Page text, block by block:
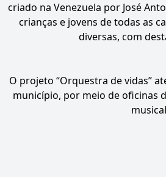
criado na Venezuela por José
crianças e jovens de todas as
diversas, com
O projeto “Orquestra de vidas”
município, por meio de oficinas